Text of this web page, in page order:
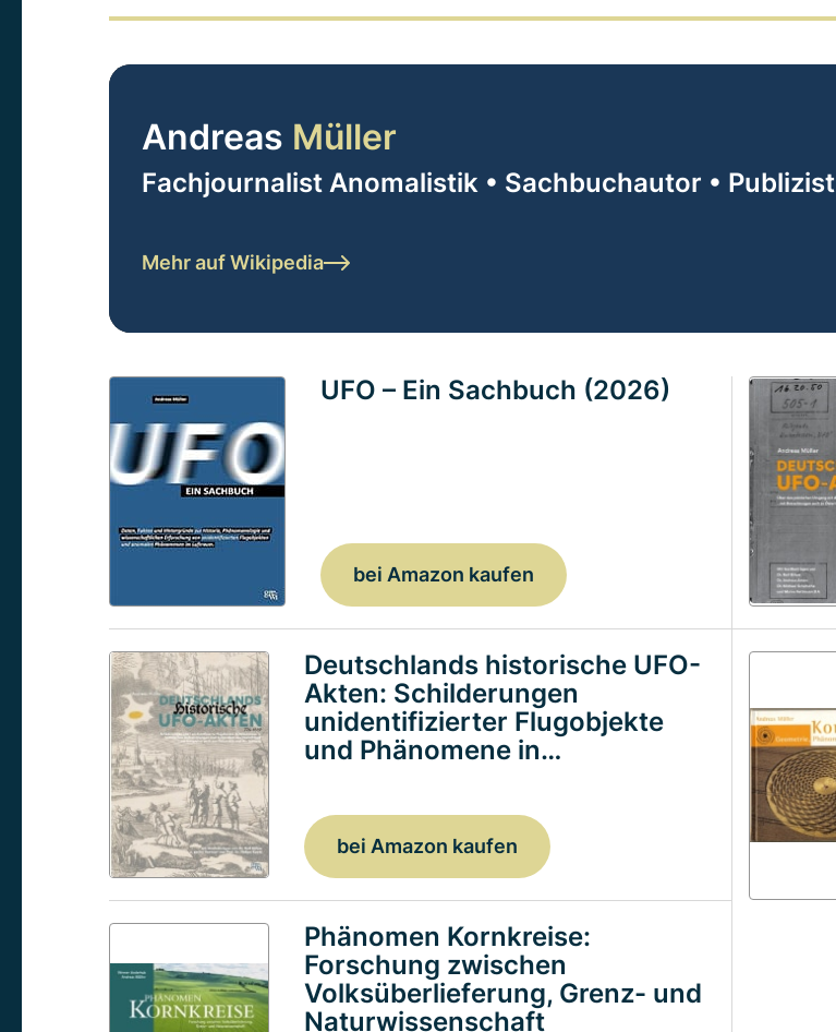
Andreas Müller
Fachjournalist Anomalistik • Sachbuchautor • Publizist
Mehr auf Wikipedia
UFO – Ein Sachbuch (2026)
bei Amazon kaufen
Deutschlands historische UFO-
Akten: Schilderungen
unidentifizierter Flugobjekte
und Phänomene in…
bei Amazon kaufen
Phänomen Kornkreise:
Forschung zwischen
Volksüberlieferung, Grenz- und
Naturwissenschaft